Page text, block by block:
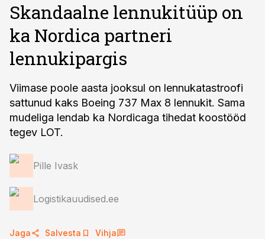
Skandaalne lennukitüüp on
ka Nordica partneri
lennukipargis
Viimase poole aasta jooksul on lennukatastroofi
sattunud kaks Boeing 737 Max 8 lennukit. Sama
mudeliga lendab ka Nordicaga tihedat koostööd
tegev LOT.
Pille Ivask
Logistikauudised.ee
Jaga Salvesta Vihja